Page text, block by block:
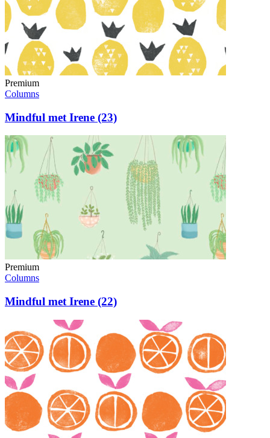
Premium
Columns
Mindful met Irene (23)
Premium
Columns
Mindful met Irene (22)